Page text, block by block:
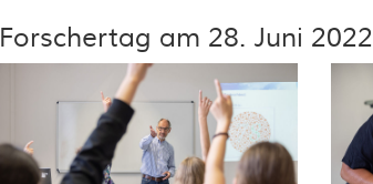
Forschertag am 28. Juni 2022